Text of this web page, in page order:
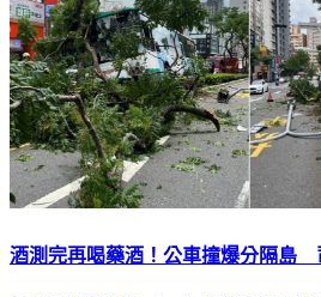
酒測完再喝藥酒！公車撞爆分隔島